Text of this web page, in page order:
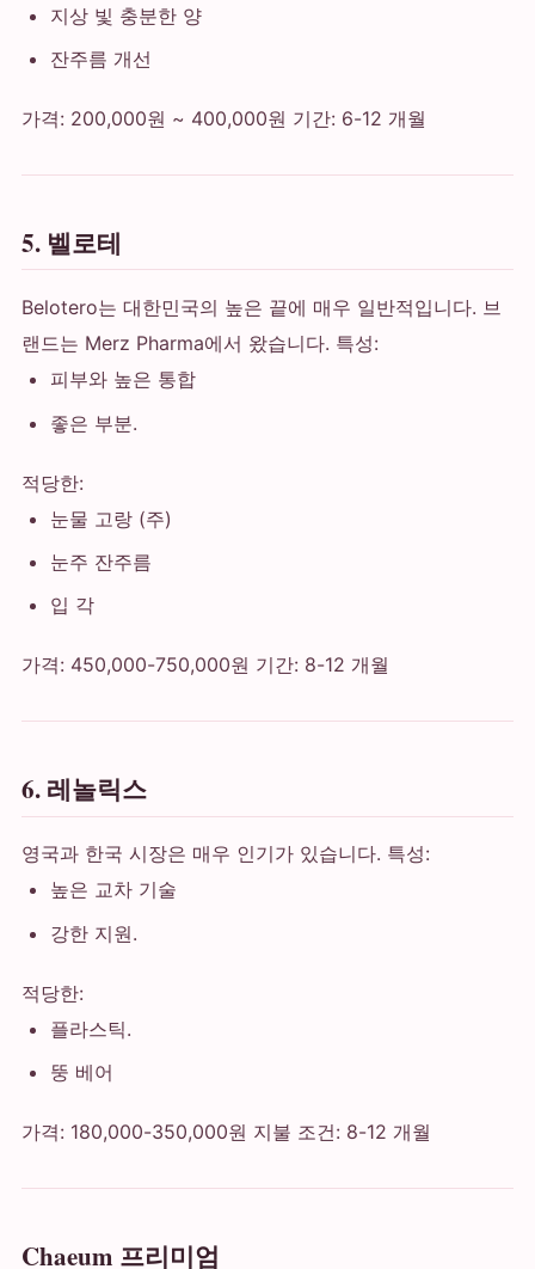
지상 빛 충분한 양
잔주름 개선
가격: 200,000원 ~ 400,000원 기간: 6-12 개월
5. 벨로테
Belotero는 대한민국의 높은 끝에 매우 일반적입니다. 브
랜드는 Merz Pharma에서 왔습니다. 특성:
피부와 높은 통합
좋은 부분.
적당한:
눈물 고랑 (주)
눈주 잔주름
입 각
가격: 450,000-750,000원 기간: 8-12 개월
6. 레놀릭스
영국과 한국 시장은 매우 인기가 있습니다. 특성:
높은 교차 기술
강한 지원.
적당한:
플라스틱.
뚱 베어
가격: 180,000-350,000원 지불 조건: 8-12 개월
Chaeum 프리미엄